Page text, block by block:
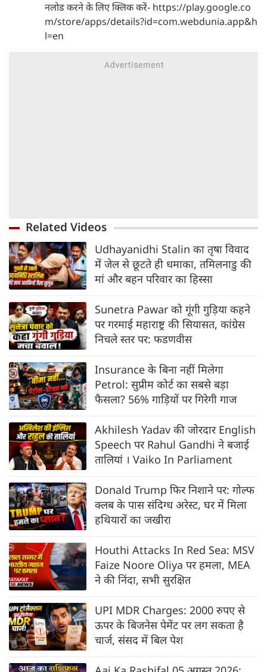
नलोड करने के लिए क्लिक करें- https://play.google.co
m/store/apps/details?id=com.webdunia.app&h
l=en
Related Videos
Udhayanidhi Stalin का तृषा विवाद
में जेल से छूटते ही धमाका, तमिलनाडु की
मां और बहन परिवार का हिस्सा
Sunetra Pawar को गूंगी गुड़िया कहने
पर गरमाई महाराष्ट्र की सियासत, कांग्रेस
निचले स्तर पर: फडणवीस
Insurance के बिना नहीं मिलेगा
Petrol: सुप्रीम कोर्ट का सबसे बड़ा
फैसला? 56% गाड़ियों पर गिरेगी गाज
Akhilesh Yadav की जोरदार English
Speech पर Rahul Gandhi ने बजाई
तालियां । Vaiko In Parliament
Donald Trump फिर निशाने पर: गोल्फ
क्लब के पास संदिग्ध अरेस्ट, घर में मिला
हथियारों का जखीरा
Houthi Attacks In Red Sea: MSV
Faize Noore Oliya पर हमला, MEA
ने की निंदा, सभी सुरक्षित
UPI MDR Charges: 2000 रुपए से
ऊपर के बिजनेस पेमेंट पर लग सकता है
चार्ज, संसद में बिल पेश